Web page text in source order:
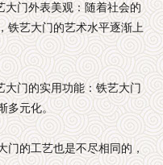
售后服务
联系我们
大门外表美观：随着社会的
铁艺大门的艺术水平逐渐上
门的实用功能：铁艺大门
多元化。
门的工艺也是不尽相同的，